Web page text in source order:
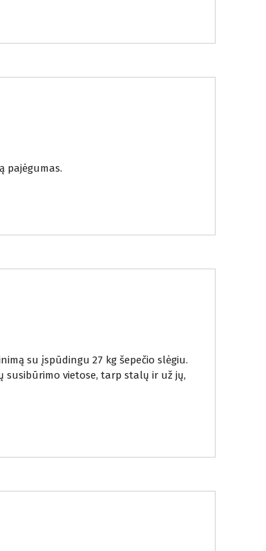
pajėgumas.
su įspūdingu 27 kg šepečio slėgiu.
vietose, tarp stalų ir už jų,